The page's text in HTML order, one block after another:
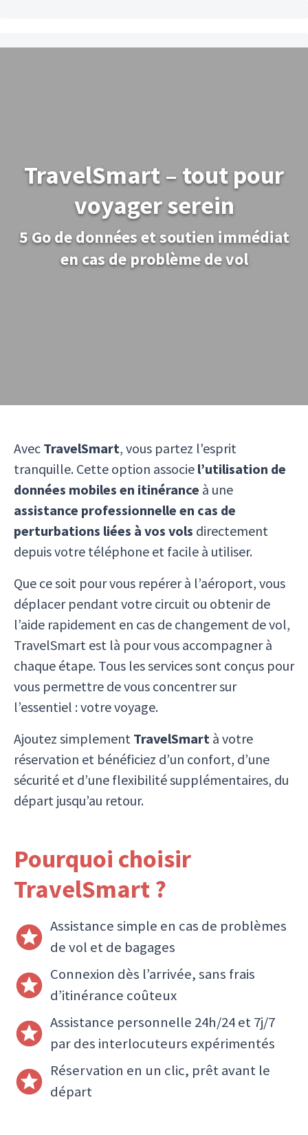
TravelSmart – tout pour
voyager serein
5 Go de données et soutien immédiat
en cas de problème de vol
Avec TravelSmart, vous partez l'esprit
tranquille. Cette option associe l’utilisation de
données mobiles en itinérance à une
assistance professionnelle en cas de
perturbations liées à vos vols directement
depuis votre téléphone et facile à utiliser.
Que ce soit pour vous repérer à l’aéroport, vous
déplacer pendant votre circuit ou obtenir de
l’aide rapidement en cas de changement de vol,
TravelSmart est là pour vous accompagner à
chaque étape. Tous les services sont conçus pour
vous permettre de vous concentrer sur
l’essentiel : votre voyage.
Ajoutez simplement TravelSmart à votre
réservation et bénéficiez d’un confort, d’une
sécurité et d’une flexibilité supplémentaires, du
départ jusqu’au retour.
Pourquoi choisir
TravelSmart ?
Assistance simple en cas de problèmes
de vol et de bagages
Connexion dès l’arrivée, sans frais
d’itinérance coûteux
Assistance personnelle 24h/24 et 7j/7
par des interlocuteurs expérimentés
Réservation en un clic, prêt avant le
départ